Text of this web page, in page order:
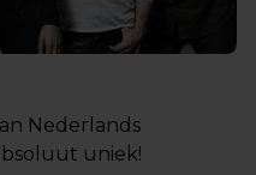
Nederlands
uniek!